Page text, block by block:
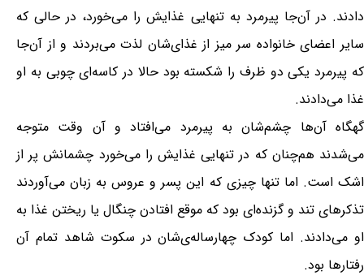
دادند. در آن‌جا پیرمرد به تنهایی غذایش را می‌خورد، در حالی که
سایر اعضای خانواده سر میز از غذای‌شان لذت می‌بردند و از آن‌جا
که پیرمرد یکی دو ظرف را شکسته بود حالا در کاسه‌ای چوبی به او
غذا می‌دادند.
گهگاه آن‌ها چشم‌شان به پیرمرد می‌افتاد و آن وقت متوجه
می‌شدند هم‌چنان که در تنهایی غذایش را می‌خورد چشمانش پر از
اشک است. اما تنها چیزی که این پسر و عروس به زبان می‌آوردند
تذکرهای تند و گزنده‌ای بود که موقع افتادن چنگال یا ریختن غذا به
او می‌دادند. اما کودک چهارساله‌ی‌شان در سکوت شاهد تمام آن
رفتارها بود.